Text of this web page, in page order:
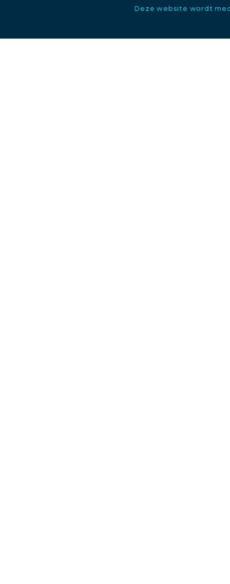
Deze website wordt